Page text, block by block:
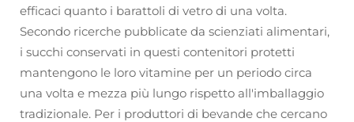
efficaci quanto i barattoli di vetro di una volta.
Secondo ricerche pubblicate da scienziati alimentari,
i succhi conservati in questi contenitori protetti
mantengono le loro vitamine per un periodo circa
una volta e mezza più lungo rispetto all'imballaggio
tradizionale. Per i produttori di bevande che cercano